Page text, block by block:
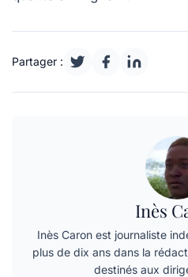
Partager :
Inès
Inès Caron est journaliste
plus de dix ans dans la
destinés aux